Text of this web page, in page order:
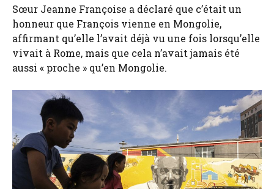
Sœur Jeanne Françoise a déclaré que c’était un
honneur que François vienne en Mongolie,
affirmant qu’elle l’avait déjà vu une fois lorsqu’elle
vivait à Rome, mais que cela n’avait jamais été
aussi « proche » qu’en Mongolie.